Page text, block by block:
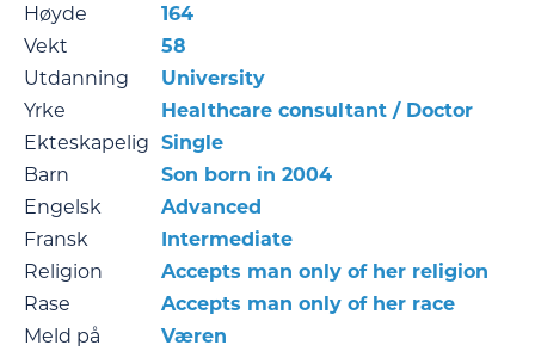
Høyde
164
Vekt
58
Utdanning
University
Yrke
Healthcare consultant / Doctor
Ekteskapelig Single
Barn
Son born in 2004
Engelsk
Advanced
Fransk
Intermediate
Religion
Accepts man only of her religion
Rase
Accepts man only of her race
Meld på
Væren